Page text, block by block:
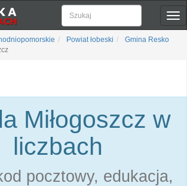
Powiat łobeski
Gmina Resko
Miłogoszcz w
liczbach
pocztowy, edukacja,